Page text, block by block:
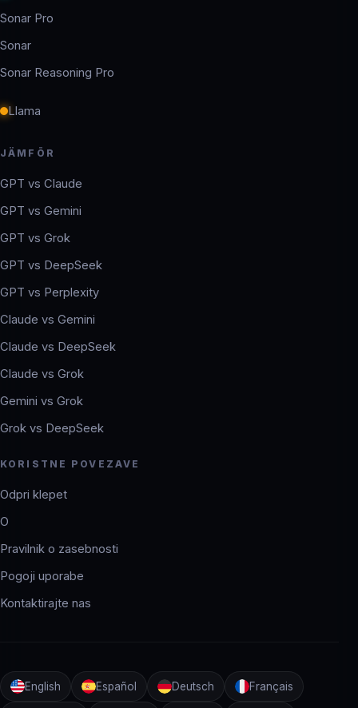
Sonar Pro
Sonar
Sonar Reasoning Pro
Llama
JÄMFÖR
GPT vs Claude
GPT vs Gemini
GPT vs Grok
GPT vs DeepSeek
GPT vs Perplexity
Claude vs Gemini
Claude vs DeepSeek
Claude vs Grok
Gemini vs Grok
Grok vs DeepSeek
KORISTNE POVEZAVE
Odpri klepet
O
Pravilnik o zasebnosti
Pogoji uporabe
Kontaktirajte nas
English Español Deutsch Français